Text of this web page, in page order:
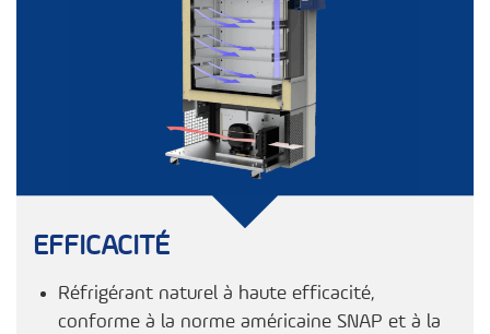
EFFICACITÉ
Réfrigérant naturel à haute efficacité,
conforme à la norme américaine SNAP et à la